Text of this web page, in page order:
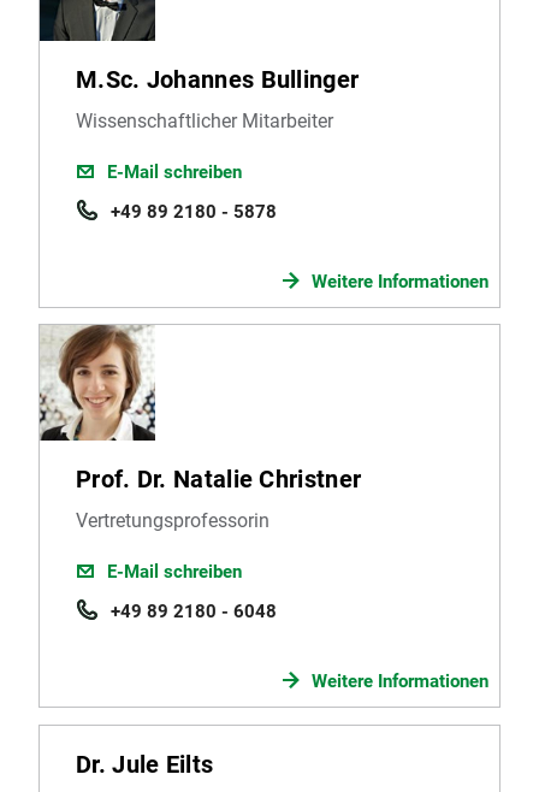
M.Sc. Johannes Bullinger
Wissenschaftlicher Mitarbeiter
E-Mail schreiben
+49 89 2180 - 5878
Weitere Informationen
Prof. Dr. Natalie Christner
Vertretungsprofessorin
E-Mail schreiben
+49 89 2180 - 6048
Weitere Informationen
Dr. Jule Eilts